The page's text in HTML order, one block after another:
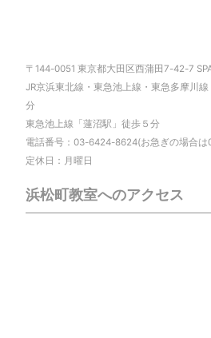
〒144-0051 東京都大田区西蒲田7-42-7
JR京浜東北線・東急池上線・東急多摩川
分
東急池上線「蓮沼駅」徒歩５分
電話番号：03-6424-8624(お急ぎの場合は
定休日：月曜日
浜松町教室へのアクセス